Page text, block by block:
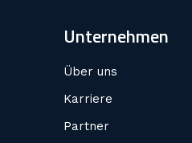
Unternehmen
Über uns
Karriere
Partner